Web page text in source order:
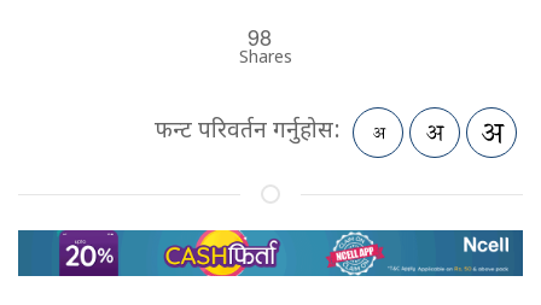
98
Shares
फन्ट परिवर्तन गर्नुहोस: